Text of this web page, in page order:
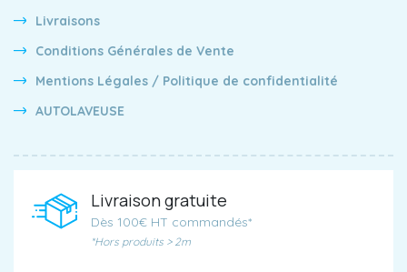
Livraisons
Conditions Générales de Vente
Mentions Légales / Politique de confidentialité
AUTOLAVEUSE
Livraison gratuite
Dès 100€ HT commandés*
*Hors produits > 2m